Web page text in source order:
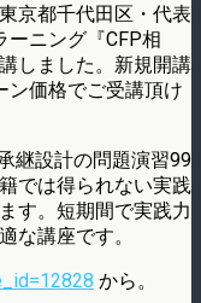
京都千代田区・代表
ニング『CFP相
しました。新規開講
ン価格でご受講頂け
継設計の問題演習99
では得られない実践
す。短期間で実践力
な講座です。
から。